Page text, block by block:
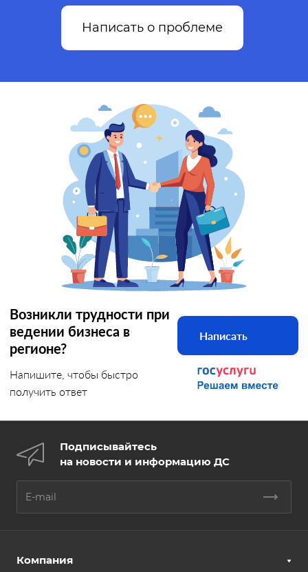
Написать о проблеме
Возникли трудности при
ведении бизнеса в
регионе?
Напишите, чтобы быстро
получить ответ
Написать
Подписывайтесь
на новости и информацию ДС
Компания